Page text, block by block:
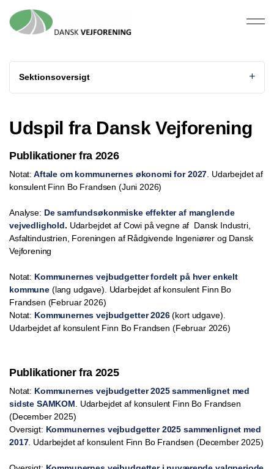
Sektionsoversigt
Udspil fra Dansk Vejforening
Publikationer fra 2026
Notat: Aftale om kommunernes økonomi for 2027 . Udarbejdet af
konsulent Finn Bo Frandsen (Juni 2026)
Analyse: De samfundsøkonmiske effekter af manglende
vejvedlighold. Udarbejdet af Cowi på vegne af Dansk Industri,
Asfaltindustrien, Foreningen af Rådgivende Ingeniører og Dansk
Vejforening
Notat: Kommunernes vejbudgetter fordelt på hver enkelt
kommune(lang udgave). Udarbejdet af konsulent Finn Bo
Frandsen (Februar 2026)
Notat: Kommunernes vejbudgetter 2026(kort udgave).
Udarbejdet af konsulent Finn Bo Frandsen (Februar 2026)
Publikationer fra 2025
Notat: Kommunernes vejbudgetter 2025 sammenlignet med
sidste SAMKOM . Udarbejdet af konsulent Finn Bo Frandsen
(December 2025)
Oversigt: Kommunernes vejbudgetter 2025 sammenlignet med
2017. Udarbejdet af konsulent Finn Bo Frandsen (December 2025)